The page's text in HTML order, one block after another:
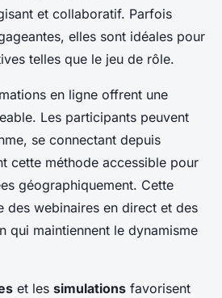
et collaboratif. Parfois
elles sont idéales pour
telles que le jeu de rôle.
en ligne offrent une
Les participants peuvent
se connectant depuis
cette méthode accessible pour
géographiquement. Cette
des webinaires en direct et des
qui maintiennent le dynamisme
et les simulations favorisent